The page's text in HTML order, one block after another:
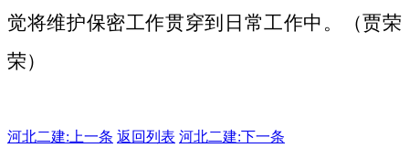
觉将维护保密工作贯穿到日常工作中。（贾荣
荣）
河北二建: 上一条 返回列表 河北二建:下一条